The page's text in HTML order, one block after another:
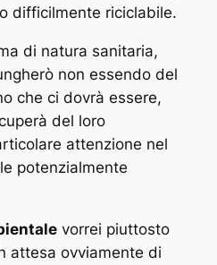
difficilmente riciclabile.
di natura sanitaria,
non essendo del
che ci dovrà essere,
del loro
attenzione nel
potenzialmente
vorrei piuttosto
attesa ovviamente di